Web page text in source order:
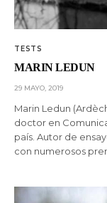
TESTS
MARIN LEDUN
29 MAYO, 2019
Marin Ledun
doctor en
país. Autor de
con numerosos